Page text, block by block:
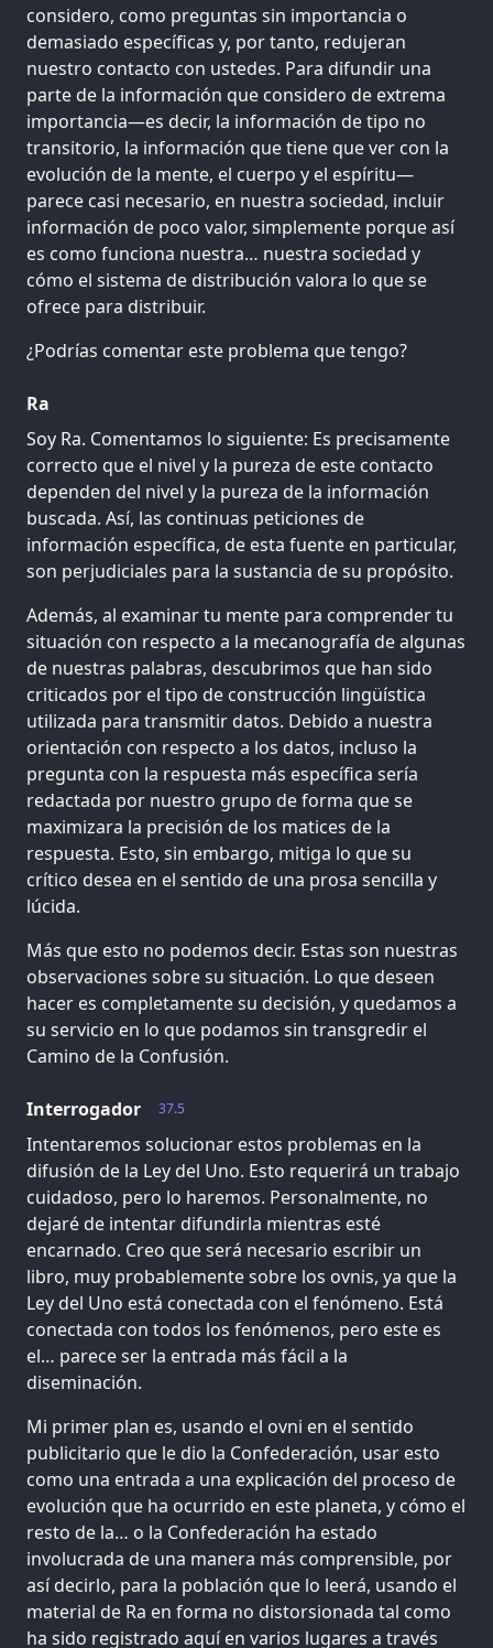
considero, como preguntas sin importancia o
demasiado específicas y, por tanto, redujeran
nuestro contacto con ustedes. Para difundir una
parte de la información que considero de extrema
importancia—es decir, la información de tipo no
transitorio, la información que tiene que ver con la
evolución de la mente, el cuerpo y el espíritu—
parece casi necesario, en nuestra sociedad, incluir
información de poco valor, simplemente porque así
es como funciona nuestra… nuestra sociedad y
cómo el sistema de distribución valora lo que se
ofrece para distribuir.
¿Podrías comentar este problema que tengo?
Ra
Soy Ra. Comentamos lo siguiente: Es precisamente
correcto que el nivel y la pureza de este contacto
dependen del nivel y la pureza de la información
buscada. Así, las continuas peticiones de
información específica, de esta fuente en particular,
son perjudiciales para la sustancia de su propósito.
Además, al examinar tu mente para comprender tu
situación con respecto a la mecanografía de algunas
de nuestras palabras, descubrimos que han sido
criticados por el tipo de construcción lingüística
utilizada para transmitir datos. Debido a nuestra
orientación con respecto a los datos, incluso la
pregunta con la respuesta más específica sería
redactada por nuestro grupo de forma que se
maximizara la precisión de los matices de la
respuesta. Esto, sin embargo, mitiga lo que su
crítico desea en el sentido de una prosa sencilla y
lúcida.
Más que esto no podemos decir. Estas son nuestras
observaciones sobre su situación. Lo que deseen
hacer es completamente su decisión, y quedamos a
su servicio en lo que podamos sin transgredir el
Camino de la Confusión.
37.5
Interrogador
Intentaremos solucionar estos problemas en la
difusión de la Ley del Uno. Esto requerirá un trabajo
cuidadoso, pero lo haremos. Personalmente, no
dejaré de intentar difundirla mientras esté
encarnado. Creo que será necesario escribir un
libro, muy probablemente sobre los ovnis, ya que la
Ley del Uno está conectada con el fenómeno. Está
conectada con todos los fenómenos, pero este es
el… parece ser la entrada más fácil a la
diseminación.
Mi primer plan es, usando el ovni en el sentido
publicitario que le dio la Confederación, usar esto
como una entrada a una explicación del proceso de
evolución que ha ocurrido en este planeta, y cómo el
resto de la… o la Confederación ha estado
involucrada de una manera más comprensible, por
así decirlo, para la población que lo leerá, usando el
material de Ra en forma no distorsionada tal como
ha sido registrado aquí en varios lugares a través